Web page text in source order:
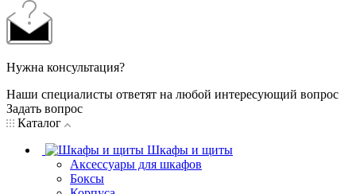
Нужна консультация?
Наши специалисты ответят на любой интересующий вопрос
Задать вопрос
Каталог
Шкафы и щиты
Аксессуары для шкафов
Боксы